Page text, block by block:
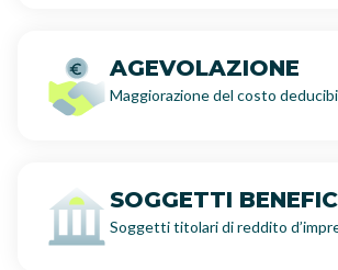
AGEVOLAZIONE
Maggiorazione del costo
SOGGETTI
Soggetti titolari di reddito